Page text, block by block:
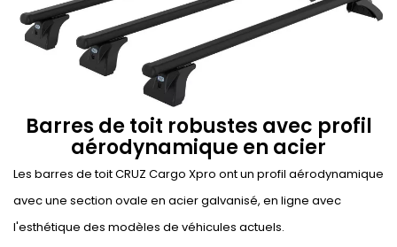
Barres de toit robustes avec profil
aérodynamique en acier
Les barres de toit CRUZ Cargo Xpro ont un profil aérodynamique
avec une section ovale en acier galvanisé, en ligne avec
l'esthétique des modèles de véhicules actuels.